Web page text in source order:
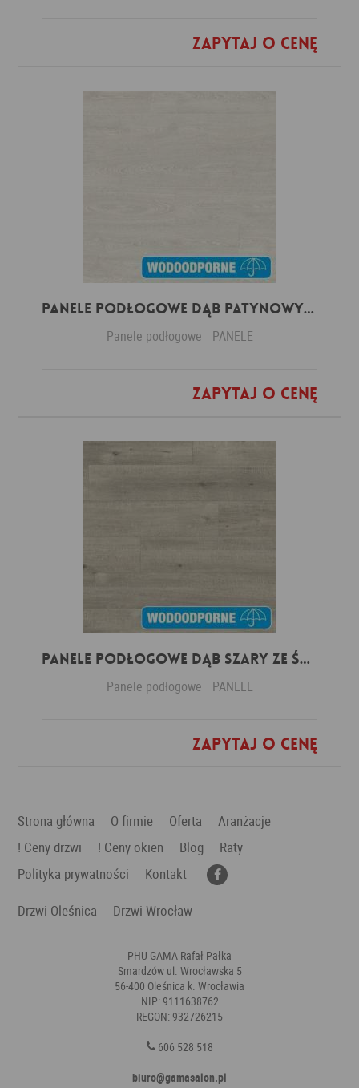
Zapytaj o cenę
Dodaj do ulubionych
Panele Podłogowe Dąb Patynowy Klasyczny Jasny IMU3559 AC5 12 mm
Panele podłogowe PANELE
Zapytaj o cenę
Dodaj do ulubionych
Panele Podłogowe Dąb Szary ze śladami cięcia piłą IMU1858 AC5 12 mm
Panele podłogowe PANELE
Zapytaj o cenę
Dodaj do ulubionych
Strona główna O firmie Oferta
Aranżacje
! Ceny drzwi
! Ceny okien Blog
Raty
Polityka prywatności
Kontakt
Drzwi Oleśnica
Drzwi Wrocław
PHU GAMA Rafał Pałka
Smardzów ul. Wrocławska 5
56-400 Oleśnica k. Wrocławia
NIP: 9111638762
REGON: 932726215
606 528 518
biuro@gamasalon.pl